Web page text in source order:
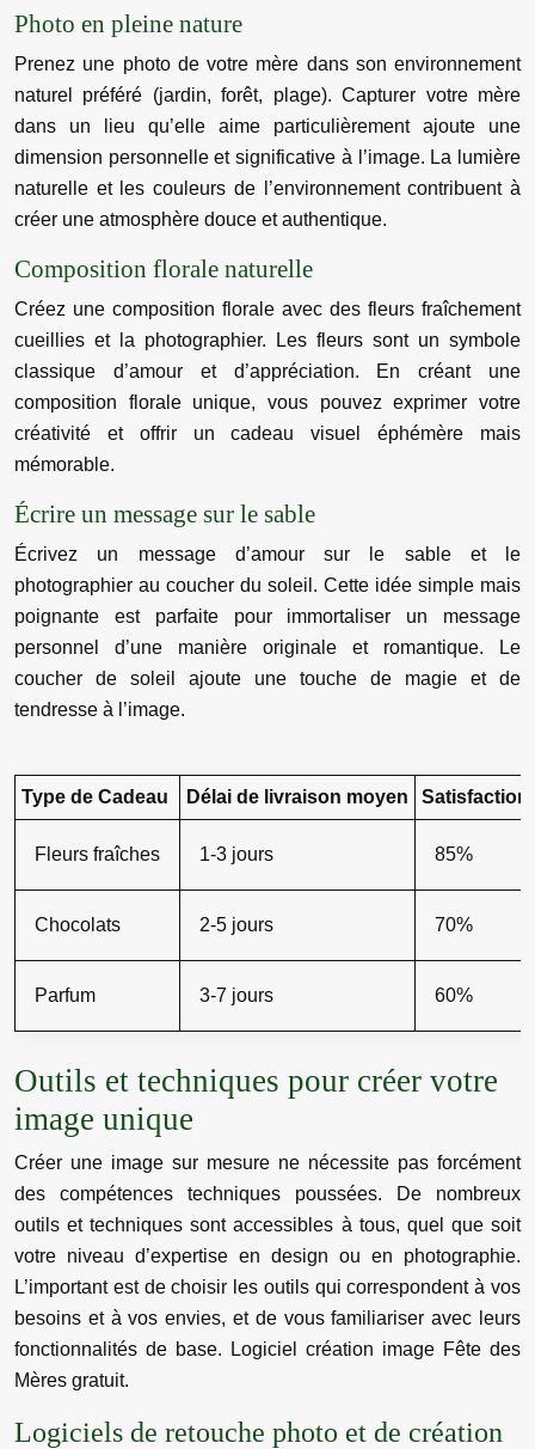
Photo en pleine nature
Prenez une photo de votre mère dans son environnement
naturel préféré (jardin, forêt, plage). Capturer votre mère
dans un lieu qu’elle aime particulièrement ajoute une
dimension personnelle et significative à l’image. La lumière
naturelle et les couleurs de l’environnement contribuent à
créer une atmosphère douce et authentique.
Composition florale naturelle
Créez une composition florale avec des fleurs fraîchement
cueillies et la photographier. Les fleurs sont un symbole
classique d’amour et d’appréciation. En créant une
composition florale unique, vous pouvez exprimer votre
créativité et offrir un cadeau visuel éphémère mais
mémorable.
Écrire un message sur le sable
Écrivez un message d’amour sur le sable et le
photographier au coucher du soleil. Cette idée simple mais
poignante est parfaite pour immortaliser un message
personnel d’une manière originale et romantique. Le
coucher de soleil ajoute une touche de magie et de
tendresse à l’image.
Type de Cadeau Délai de livraison moyen Satisfaction
Fleurs fraîches 1-3 jours 85%
Chocolats 2-5 jours 70%
Parfum 3-7 jours 60%
Outils et techniques pour créer votre
image unique
Créer une image sur mesure ne nécessite pas forcément
des compétences techniques poussées. De nombreux
outils et techniques sont accessibles à tous, quel que soit
votre niveau d’expertise en design ou en photographie.
L’important est de choisir les outils qui correspondent à vos
besoins et à vos envies, et de vous familiariser avec leurs
fonctionnalités de base. Logiciel création image Fête des
Mères gratuit.
Logiciels de retouche photo et de création